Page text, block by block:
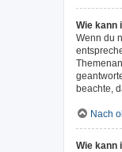
Wie kann
Wenn du
beachte,
Nach
Wie kann